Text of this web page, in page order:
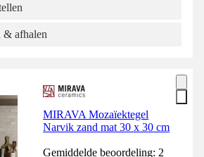
& afhalen
MIRAVA Mozaïektegel
Narvik zand mat 30 x 30 cm
Gemiddelde beoordeling: 2